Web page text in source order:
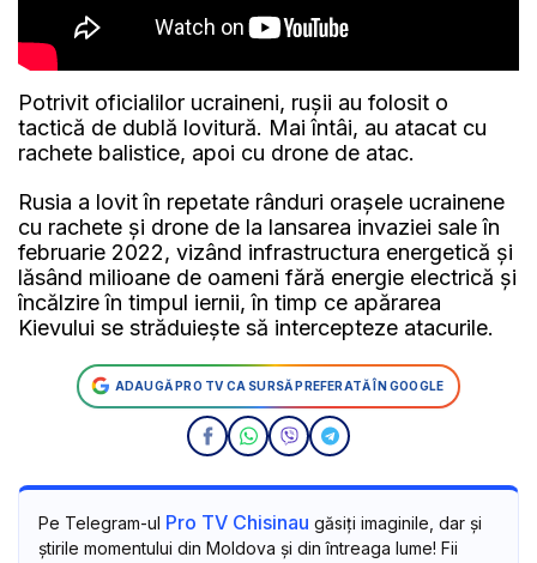
Potrivit oficialilor ucraineni, rușii au folosit o
tactică de dublă lovitură. Mai întâi, au atacat cu
rachete balistice, apoi cu drone de atac.
Rusia a lovit în repetate rânduri oraşele ucrainene
cu rachete şi drone de la lansarea invaziei sale în
februarie 2022, vizând infrastructura energetică şi
lăsând milioane de oameni fără energie electrică şi
încălzire în timpul iernii, în timp ce apărarea
Kievului se străduieşte să intercepteze atacurile.
ADAUGĂ PRO TV CA SURSĂ PREFERATĂ ÎN GOOGLE
Pe Telegram-ul Pro TV Chisinau găsiți imaginile, dar și
știrile momentului din Moldova și din întreaga lume! Fii